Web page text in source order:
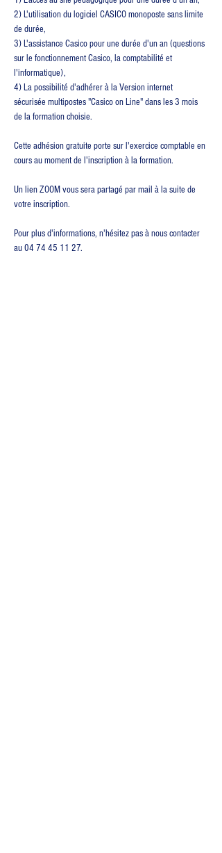
2) L'utilisation du logiciel CASICO monoposte sans limite
de durée,
3) L'assistance Casico pour une durée d'un an (questions
sur le fonctionnement Casico, la comptabilité et
l'informatique),
4) La possibilité d'adhérer à la Version internet
sécurisée multipostes "Casico on Line" dans les 3 mois
de la formation choisie.
Cette adhésion gratuite porte sur l'exercice comptable en
cours au moment de l'inscription à la formation.
Un lien ZOOM vous sera partagé par mail à la suite de
votre inscription.
Pour plus d'informations, n'hésitez pas à nous contacter
au 04 74 45 11 27.